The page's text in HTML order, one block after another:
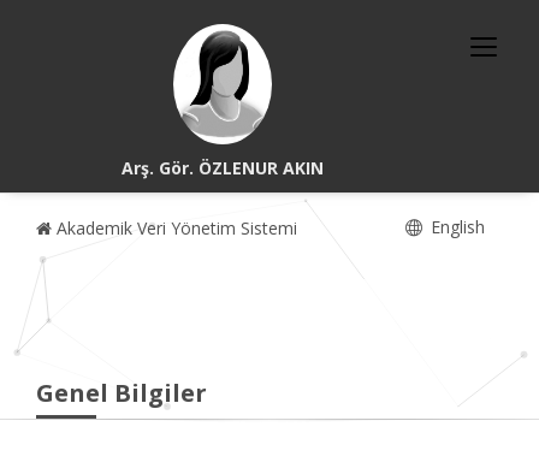
Arş. Gör. ÖZLENUR AKIN
Akademik Veri Yönetim Sistemi English
Genel Bilgiler